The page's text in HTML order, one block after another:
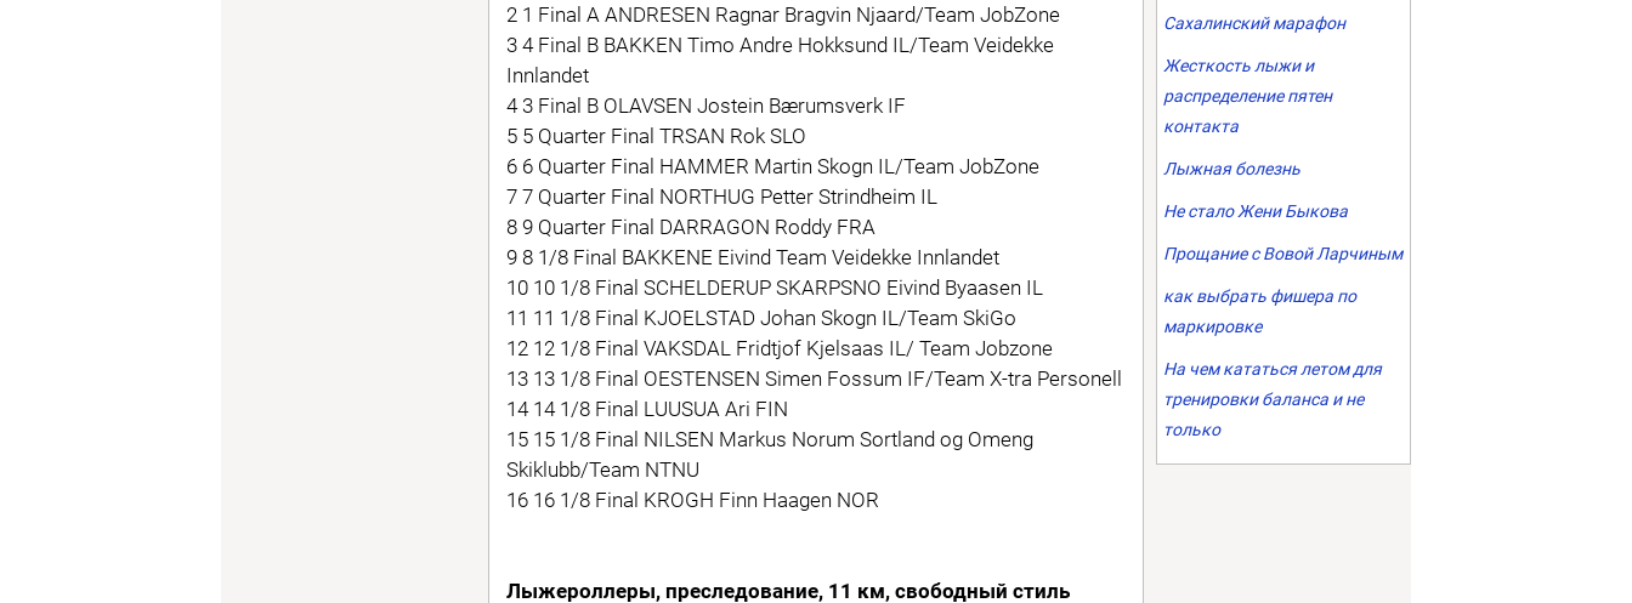
2 1 Final A ANDRESEN Ragnar Bragvin Njaard/Team JobZone
3 4 Final B BAKKEN Timo Andre Hokksund IL/Team Veidekke
Innlandet
4 3 Final B OLAVSEN Jostein Bærumsverk IF
5 5 Quarter Final TRSAN Rok SLO
6 6 Quarter Final HAMMER Martin Skogn IL/Team JobZone
7 7 Quarter Final NORTHUG Petter Strindheim IL
8 9 Quarter Final DARRAGON Roddy FRA
9 8 1/8 Final BAKKENE Eivind Team Veidekke Innlandet
10 10 1/8 Final SCHELDERUP SKARPSNO Eivind Byaasen IL
11 11 1/8 Final KJOELSTAD Johan Skogn IL/Team SkiGo
12 12 1/8 Final VAKSDAL Fridtjof Kjelsaas IL/ Team Jobzone
13 13 1/8 Final OESTENSEN Simen Fossum IF/Team X-tra Personell
14 14 1/8 Final LUUSUA Ari FIN
15 15 1/8 Final NILSEN Markus Norum Sortland og Omeng
Skiklubb/Team NTNU
16 16 1/8 Final KROGH Finn Haagen NOR
Лыжероллеры, преследование, 11 км, свободный стиль
Сахалинский марафон
Жесткость лыжи и
распределение пятен
контакта
Лыжная болезнь
Не стало Жени Быкова
Прощание с Вовой Ларчиным
как выбрать фишера по
маркировке
На чем кататься летом для
тренировки баланса и не
только